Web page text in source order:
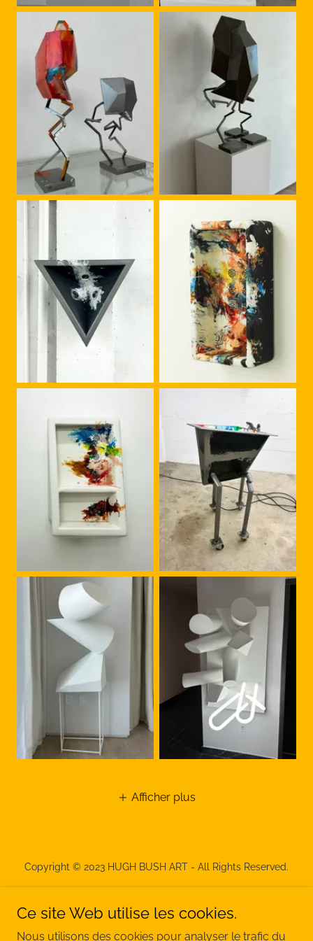
Afficher plus
Copyright © 2023 HUGH BUSH ART - All Rights Reserved.
Ce site Web utilise les cookies.
Nous utilisons des cookies pour analyser le trafic du